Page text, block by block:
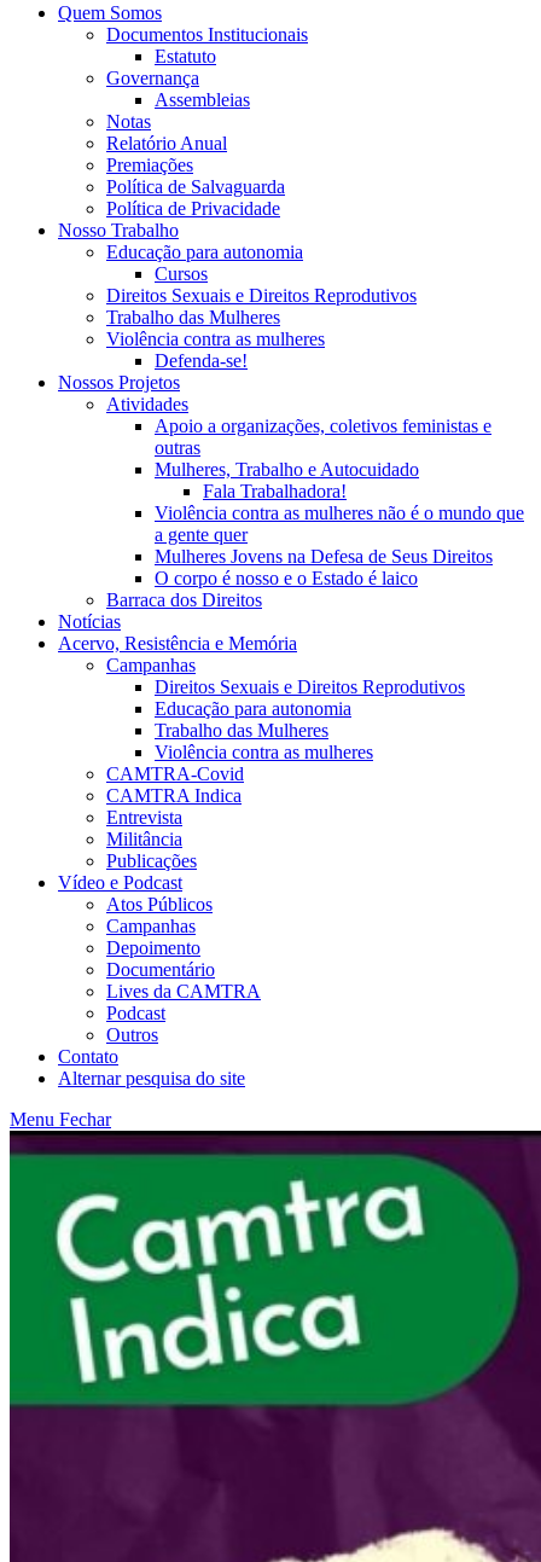
Quem Somos
Documentos Institucionais
Estatuto
Governança
Assembleias
Notas
Relatório Anual
Premiações
Política de Salvaguarda
Política de Privacidade
Nosso Trabalho
Educação para autonomia
Cursos
Direitos Sexuais e Direitos Reprodutivos
Trabalho das Mulheres
Violência contra as mulheres
Defenda-se!
Nossos Projetos
Atividades
Apoio a organizações, coletivos feministas e
outras
Mulheres, Trabalho e Autocuidado
Fala Trabalhadora!
Violência contra as mulheres não é o mundo que
a gente quer
Mulheres Jovens na Defesa de Seus Direitos
O corpo é nosso e o Estado é laico
Barraca dos Direitos
Notícias
Acervo, Resistência e Memória
Campanhas
Direitos Sexuais e Direitos Reprodutivos
Educação para autonomia
Trabalho das Mulheres
Violência contra as mulheres
CAMTRA-Covid
CAMTRA Indica
Entrevista
Militância
Publicações
Vídeo e Podcast
Atos Públicos
Campanhas
Depoimento
Documentário
Lives da CAMTRA
Podcast
Outros
Contato
Alternar pesquisa do site
Menu Fechar